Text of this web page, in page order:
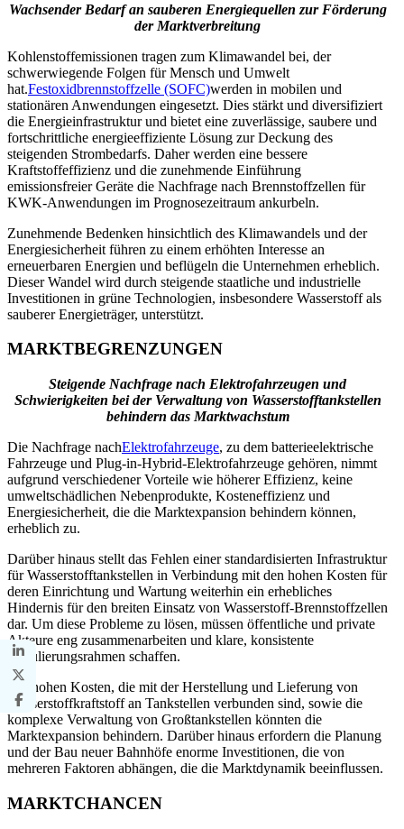
Wachsender Bedarf an sauberen Energiequellen zur Förderung
der Marktverbreitung
Kohlenstoffemissionen tragen zum Klimawandel bei, der
schwerwiegende Folgen für Mensch und Umwelt
hat.Festoxidbrennstoffzelle (SOFC)werden in mobilen und
stationären Anwendungen eingesetzt. Dies stärkt und diversifiziert
die Energieinfrastruktur und bietet eine zuverlässige, saubere und
fortschrittliche energieeffiziente Lösung zur Deckung des
steigenden Strombedarfs. Daher werden eine bessere
Kraftstoffeffizienz und die zunehmende Einführung
emissionsfreier Geräte die Nachfrage nach Brennstoffzellen für
KWK-Anwendungen im Prognosezeitraum ankurbeln.
Zunehmende Bedenken hinsichtlich des Klimawandels und der
Energiesicherheit führen zu einem erhöhten Interesse an
erneuerbaren Energien und beflügeln die Unternehmen erheblich.
Dieser Wandel wird durch steigende staatliche und industrielle
Investitionen in grüne Technologien, insbesondere Wasserstoff als
sauberer Energieträger, unterstützt.
MARKTBEGRENZUNGEN
Steigende Nachfrage nach Elektrofahrzeugen und
Schwierigkeiten bei der Verwaltung von Wasserstofftankstellen
behindern das Marktwachstum
Die Nachfrage nachElektrofahrzeuge, zu dem batterieelektrische
Fahrzeuge und Plug-in-Hybrid-Elektrofahrzeuge gehören, nimmt
aufgrund verschiedener Vorteile wie höherer Effizienz, keine
umweltschädlichen Nebenprodukte, Kosteneffizienz und
Energiesicherheit, die die Marktexpansion behindern können,
erheblich zu.
Darüber hinaus stellt das Fehlen einer standardisierten Infrastruktur
für Wasserstofftankstellen in Verbindung mit den hohen Kosten für
deren Einrichtung und Wartung weiterhin ein erhebliches
Hindernis für den breiten Einsatz von Wasserstoff-Brennstoffzellen
dar. Um diese Probleme zu lösen, müssen öffentliche und private
Akteure eng zusammenarbeiten und klare, konsistente
Regulierungsrahmen schaffen.
Die hohen Kosten, die mit der Herstellung und Lieferung von
Wasserstoffkraftstoff an Tankstellen verbunden sind, sowie die
komplexe Verwaltung von Großtankstellen könnten die
Marktexpansion behindern. Darüber hinaus erfordern die Planung
und der Bau neuer Bahnhöfe enorme Investitionen, die von
mehreren Faktoren abhängen, die die Marktdynamik beeinflussen.
MARKTCHANCEN